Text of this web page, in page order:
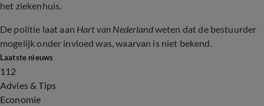
het ziekenhuis.
De politie laat aan Hart van Nederlandweten dat de bestuurder
mogelijk onder invloed was, waarvan is niet bekend.
Laatste nieuws
112
Advies & Tips
Economie